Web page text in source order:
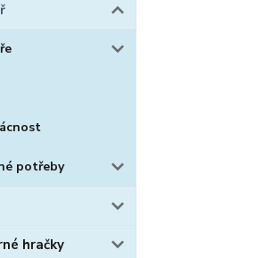
potřeby
hračky